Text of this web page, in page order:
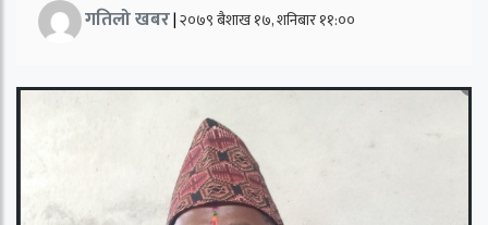
गतिलो खबर|२०७९ बैशाख १७, शनिबार ११:००